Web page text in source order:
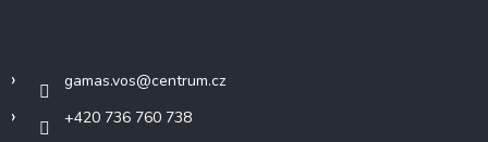
gamas.vos@centrum.cz
+420 736 760 738